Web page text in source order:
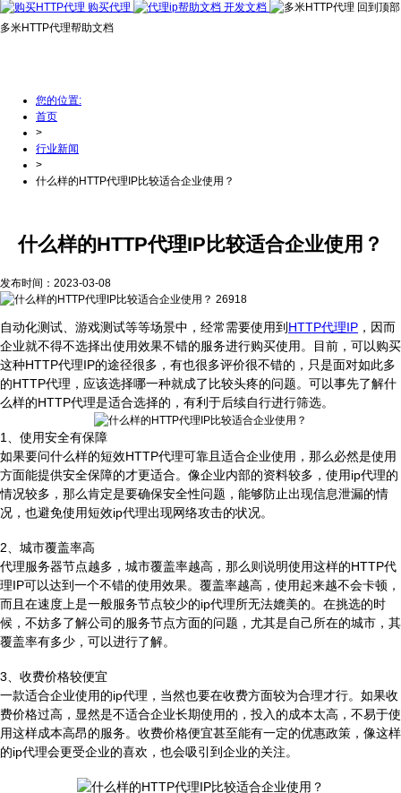
购买代理
开发文档
回到顶部
多米HTTP代理帮助文档
您的位置:
首页
>
行业新闻
>
什么样的HTTP代理IP比较适合企业使用？
什么样的HTTP代理IP比较适合企业使用？
发布时间：2023-03-08
26918
自动化测试、游戏测试等等场景中，经常需要使用到 HTTP代理IP ，因而
企业就不得不选择出使用效果不错的服务进行购买使用。目前，可以购买
这种HTTP代理IP的途径很多，有也很多评价很不错的，只是面对如此多
的HTTP代理，应该选择哪一种就成了比较头疼的问题。可以事先了解什
么样的HTTP代理是适合选择的，有利于后续自行进行筛选。
1、使用安全有保障
如果要问什么样的短效HTTP代理可靠且适合企业使用，那么必然是使用
方面能提供安全保障的才更适合。像企业内部的资料较多，使用ip代理的
情况较多，那么肯定是要确保安全性问题，能够防止出现信息泄漏的情
况，也避免使用短效ip代理出现网络攻击的状况。
2、城市覆盖率高
代理服务器节点越多，城市覆盖率越高，那么则说明使用这样的HTTP代
理IP可以达到一个不错的使用效果。覆盖率越高，使用起来越不会卡顿，
而且在速度上是一般服务节点较少的ip代理所无法媲美的。在挑选的时
候，不妨多了解公司的服务节点方面的问题，尤其是自己所在的城市，其
覆盖率有多少，可以进行了解。
3、收费价格较便宜
一款适合企业使用的ip代理，当然也要在收费方面较为合理才行。如果收
费价格过高，显然是不适合企业长期使用的，投入的成本太高，不易于使
用这样成本高昂的服务。收费价格便宜甚至能有一定的优惠政策，像这样
的ip代理会更受企业的喜欢，也会吸引到企业的关注。